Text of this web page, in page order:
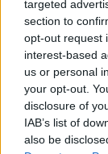
targeted
section to
opt-out request
interest-based
us or personal
your opt-out.
disclosure of
IAB’s list of
also be
Κάνε ένα
Πόσο συχνά
ανεβάζει
Facebook;
αν είναι